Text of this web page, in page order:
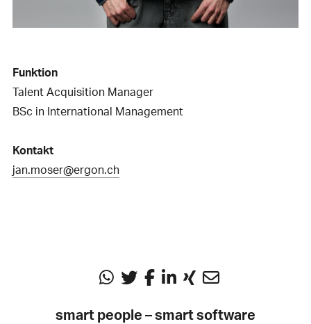
Funktion
Talent Acquisition Manager
BSc in International Management
Kontakt
jan.moser@ergon.ch
smart people – smart software